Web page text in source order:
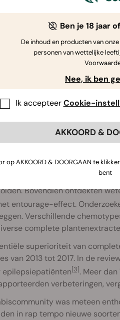
CB-
hierop begonnen
Bovendien ontdekten
entourage-effect.
Verschillende
complete
superioriteit van
van 2013 tot 2017. In de
epilepsiepatiënten[3]. Meer
verbeteringen,
was meteen
in rap tempo nieuwe
Ben je 18 jaar
De inhoud en producten van
personen van wettelijke
Nee, ik ben
Ik accepteerCookie-
AKKOORD &
op AKKOORD & DOORGAAN te
bent